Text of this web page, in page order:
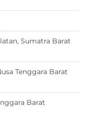
Sumatra Barat
Tenggara Barat
Barat